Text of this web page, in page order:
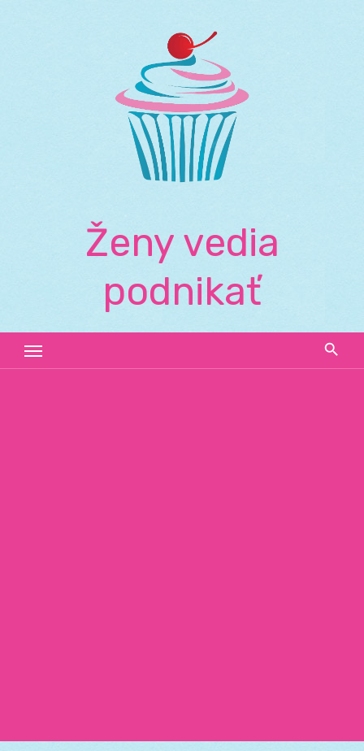
Ženy vedia
podnikať